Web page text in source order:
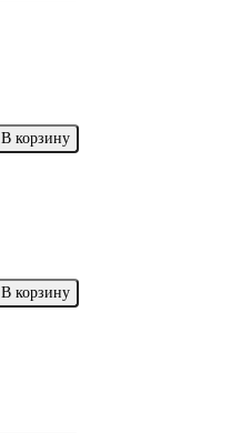
В корзину
В корзину